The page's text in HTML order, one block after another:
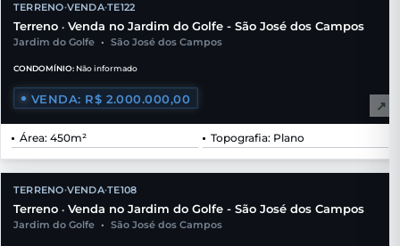
TERRENO•VENDA•TE122
Terreno • Venda no Jardim do Golfe - São José dos Campos
Jardim do Golfe • São José dos Campos
CONDOMÍNIO: Não informado
VENDA: R$ 2.000.000,00 ↗
Área: 450m² Topografia: Plano
TERRENO•VENDA•TE108
Terreno • Venda no Jardim do Golfe - São José dos Campos
Jardim do Golfe • São José dos Campos